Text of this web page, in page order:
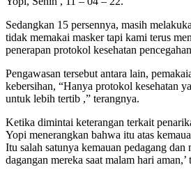
Sedangkan 15 persennya, masih
tidak memakai masker tapi kami terus
penerapan protokol kesehatan
Pengawasan tersebut antara lain,
kebersihan, “Hanya protokol kesehatan
untuk lebih tertib ,” terangnya.
Ketika dimintai keterangan terkait
Yopi menerangkan bahwa itu atas
Itu salah satunya kemauan pedagang dan
dagangan mereka saat malam hari aman,’